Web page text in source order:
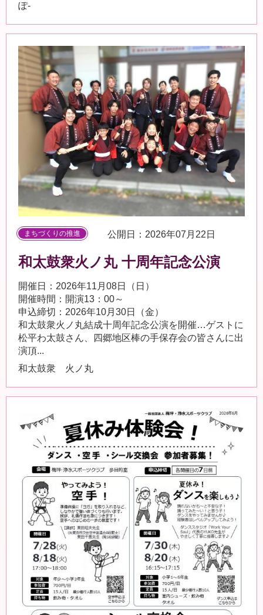
ぽ-
まちづくりの推進 公開日：2026年07月22日
和太鼓衆火ノ丸 十周年記念公演
開催日：2026年11月08日（日）
開催時間：開演13：00～
申込締切：2026年10月30日（金）
和太鼓衆火ノ丸結成十周年記念公演を開催…ゲストに
松平わ太鼓さん、四郷地区棒の手保存会の皆さんに出
演頂...
和太鼓衆 火ノ丸